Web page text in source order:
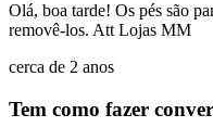
Olá, boa tarde! Os pés são
removê-los. Att Lojas MM
cerca de 2 anos
Tem como fazer